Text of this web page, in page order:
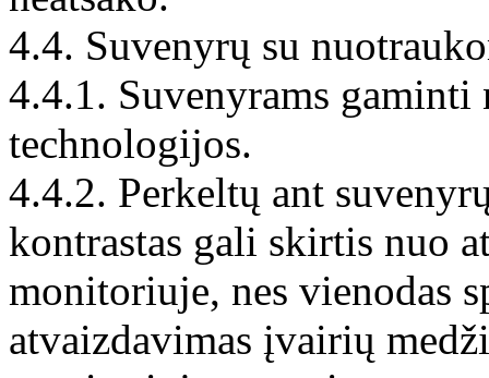
4.4. Suvenyrų su
4.4.1. Suvenyrams
technologijos.
4.4.2. Perkeltų ant
kontrastas gali skirtis nuo
monitoriuje, nes vienodas
atvaizdavimas įvairių